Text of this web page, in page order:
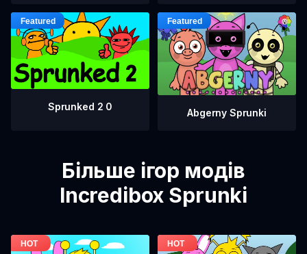
Sprunked 2 0
Abgerny Sprunki
Більше ігор модів
Incredibox Sprunki